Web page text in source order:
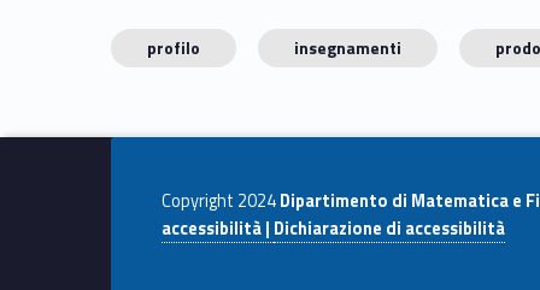
profilo insegnamenti
Copyright 2024Dipartimento di Matematica e
accessibilità | Dichiarazione di accessibilità